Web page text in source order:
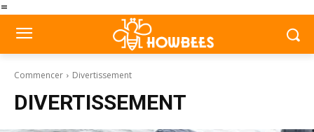
=
Commencer Divertissement
DIVERTISSEMENT